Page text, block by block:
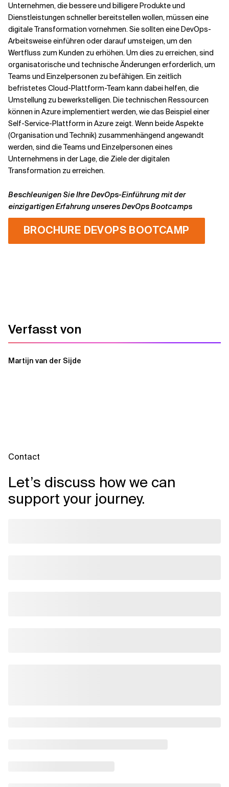
Unternehmen, die bessere und billigere Produkte und
Dienstleistungen schneller bereitstellen wollen, müssen eine
digitale Transformation vornehmen. Sie sollten eine DevOps-
Arbeitsweise einführen oder darauf umsteigen, um den
Wertfluss zum Kunden zu erhöhen. Um dies zu erreichen, sind
organisatorische und technische Änderungen erforderlich, um
Teams und Einzelpersonen zu befähigen. Ein zeitlich
befristetes Cloud-Plattform-Team kann dabei helfen, die
Umstellung zu bewerkstelligen. Die technischen Ressourcen
können in Azure implementiert werden, wie das Beispiel einer
Self-Service-Plattform in Azure zeigt. Wenn beide Aspekte
(Organisation und Technik) zusammenhängend angewandt
werden, sind die Teams und Einzelpersonen eines
Unternehmens in der Lage, die Ziele der digitalen
Transformation zu erreichen.
Beschleunigen Sie Ihre DevOps-Einführung mit der
einzigartigen Erfahrung unseres DevOps Bootcamps
BROCHURE DEVOPS BOOTCAMP
Verfasst von
Martijn van der Sijde
Contact
Let’s discuss how we can
support your journey.